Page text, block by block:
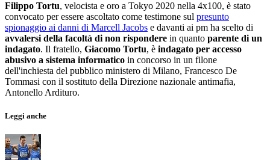
Filippo Tortu, velocista e oro a Tokyo 2020 nella 4x100, è stato
convocato per essere ascoltato come testimone sul presunto
spionaggio ai danni di Marcell Jacobs e davanti ai pm ha scelto di
avvalersi della facoltà di non rispondere in quanto parente di un
indagato. Il fratello, Giacomo Tortu, è indagato per accesso
abusivo a sistema informatico in concorso in un filone
dell'inchiesta del pubblico ministero di Milano, Francesco De
Tommasi con il sostituto della Direzione nazionale antimafia,
Antonello Ardituro.
Leggi anche